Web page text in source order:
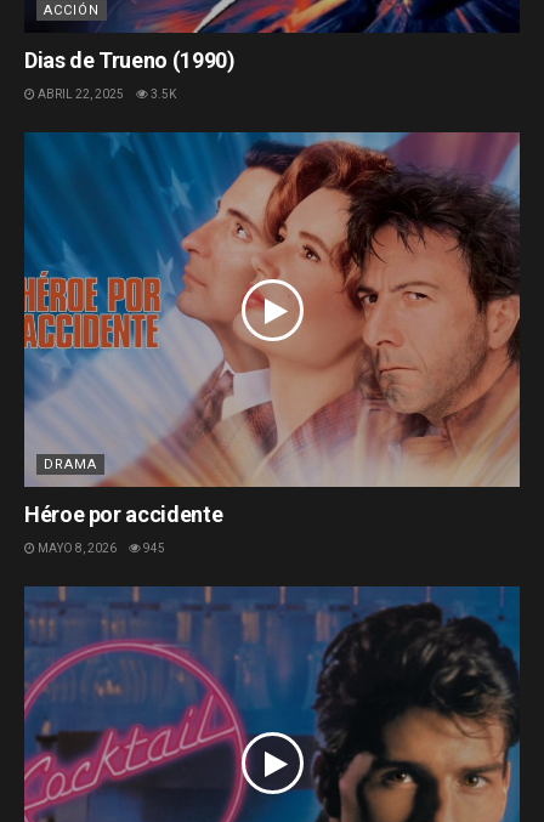
ACCIÓN
Dias de Trueno (1990)
ABRIL 22, 2025 3.5K
DRAMA
Héroe por accidente
MAYO 8, 2026 945